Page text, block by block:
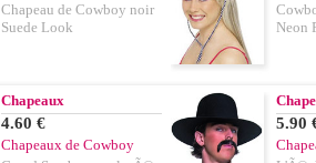
Chapeau de Cowboy noir
Suede Look
Neon
Chapeaux
4.60 €
Chapeaux de Cowboy
5.90